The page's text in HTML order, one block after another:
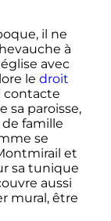
il ne
à
avec
le droit
contacte
sa paroisse,
famille
se
et
sa tunique
aussi
mural, être